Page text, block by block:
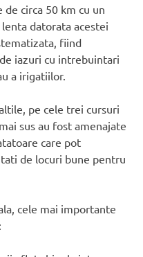
circa 50 km cu un
datorata acestei
fiind
iazuri cu intrebuintari
a irigatiilor.
pe cele trei cursuri
sus au fost amenajate
care pot
de locuri bune pentru
cele mai importante